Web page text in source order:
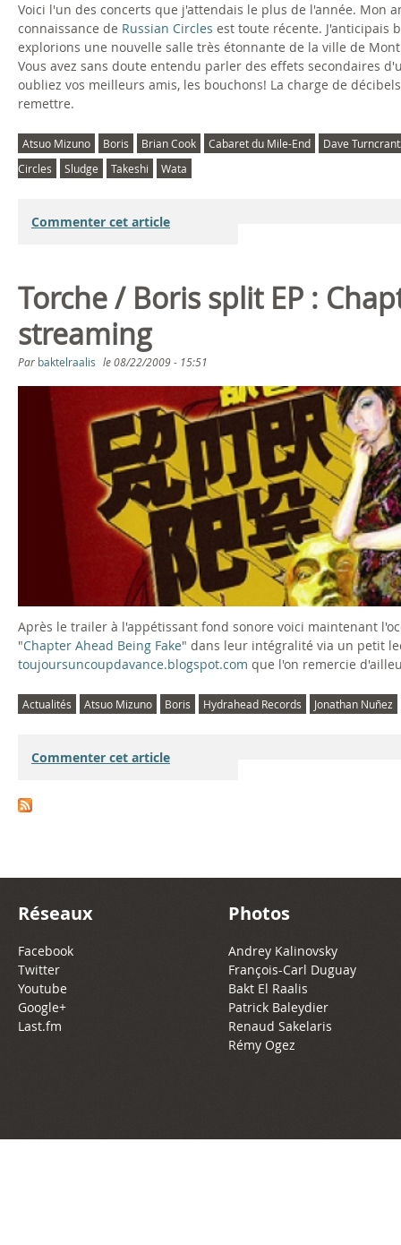
Voici l'un des concerts que j'attendais le plus de l'année. Mon
connaissance de Russian Circles est toute récente. J'anticipais
explorions une nouvelle salle très étonnante de la ville de
Vous avez sans doute entendu parler des effets secondaires
oubliez vos meilleurs amis, les bouchons! La charge de
remettre.
Atsuo Mizuno Boris Brian Cook Cabaret du Mile-End
Dave
Circles
Sludge Takeshi Wata
Commenter cet article
Torche / Boris split EP :
streaming
Par baktelraalis le08/22/2009 - 15:51
Après le trailer à l'appétissant fond sonore voici maintenant
"Chapter Ahead Being Fake" dans leur intégralité via un petit
toujoursuncoupdavance.blogspot.com que l'on remercie
Actualités Atsuo Mizuno Boris Hydrahead Records Jonathan Nuñez
Commenter cet article
Réseaux
Facebook
Twitter
Youtube
Google+
Last.fm
Photos
Andrey Kalinovsky
François-Carl Duguay
Bakt El Raalis
Patrick Baleydier
Renaud Sakelaris
Rémy Ogez